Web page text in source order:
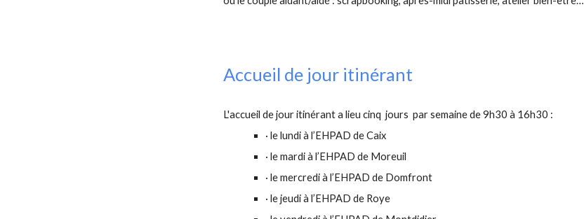
Accueil de jour itinérant
L'accueil de jour itinérant a lieu cinq jours par semaine de 9h30 à 16h30 :
· le lundi à l’EHPAD de Caix
· le mardi à l’EHPAD de Moreuil
· le mercredi à l’EHPAD de Domfront
· le jeudi à l’EHPAD de Roye